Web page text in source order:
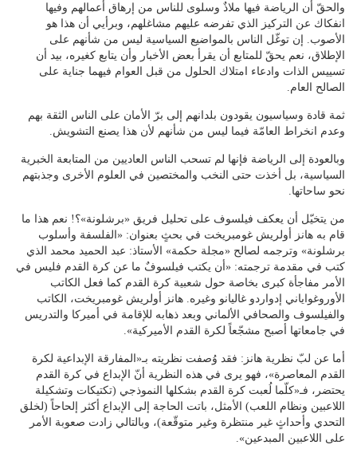
والحقّ أن الرياضة فيها ملاذٌ وسلوى للناس من إرهاق أعمالهم وفيها
انفكاك عن التركيز الذي تفرضه عليهم مشاغلهم، وبرأيي أن هذا هو
الأصوب. إن توغّل الناس بالمواضيع السياسية ليس من شأنهم على
الإطلاق، نعم يحقّ للمتابع أن يقرأ بعض الأخبار وأن يتابع كغيره، بيد أن
تسييس الذات وادعاء امتلاك الحلول من قبل العوام فيهما جناية على
الصالح العام.
ثمة قادة وسياسيون يقودون بلدانهم إلى برّ الأمان على الناس الثقة بهم
وعدم انخراط العامّة فيما ليس من شأنهم لأن هذا يصنع التشويش.
وبالعودة إلى الرياضة فإنها لم تسحب الناس العاديين من المتابعة الخبرية
السياسية، بل أخذت حتى النخب والمختصين في العلوم الأخرى وجذبتهم
نحو ساحاتها.
من يتخيّل أن يعكف فيلسوف على تحليل فريق «برشلونة»؟! نعم هذا ما
قام به هانز أولريش غومبريخت في بحثٍ بعنوان: «الفلسفة وأسلوب
برشلونة» وترجمه لصالح «مجلة حكمة» الأستاذ: عبد الحميد محمد الذي
كتب في مقدمة ترجمته: «أن يكتب فيلسوفٌ ما عن كرة القدم فليس في
الأمر مفاجأة كبرى بخاصة حول شعبية كرة القدم كما فعل الكاتب
الأوروغواياني إدواردو غاليانو وغيره. هانز أولريش غومبريخت، الكاتب
والفيلسوف والصحافي الألماني وبعد ذهابه للإقامة في أميركا والتدريس
في جامعاتها أصبح مشجّعاً لكرة القدم الأميركية».
أما عن لبّ نظرية هانز: فقد وُصفت نظريته بـ«المفارقة الإبداعية لكرة
القدم المعاصرة»، فهو يرى في هذه النظرية أنّ الإبداع في كرة القدم
يحتضر، فـ«كلّما لُعبت كرة القدم بشكلها النموذجي (تكتيكات وتشكيلة
اللاعبين ونظام اللعب) الأمثل، باتت الحاجة إلى الإبداع أكثر إلحاحاً (لخلق
التحدي وأحداثٍ غير منتظرة وغير متوقّعة)، وبالتالي زادت صعوبة الأمر
على اللاعبين المبدعين».